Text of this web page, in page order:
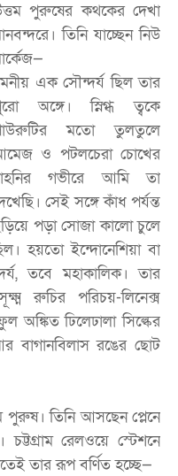
পুরুষের কথকের দেখা
তিনি যাচ্ছেন নিউ
এক সৌন্দর্য ছিল তার
অঙ্গে। স্নিগ্ধ ত্বকে
মতো তুলতুলে
ও পটলচেরা চোখের
গভীরে আমি তা
সেই সঙ্গে কাঁধ পর্যন্ত
পড়া সোজা কালো চুলে
হয়তো ইন্দোনেশিয়া বা
তবে মহাকালিক। তার
রুচির পরিচয়-লিনেক্স
অঙ্কিত ঢিলেঢালা সিল্কের
বাগানবিলাস রঙের ছোট
তিনি আসছেন প্লেনে
চট্টগ্রাম রেলওয়ে স্টেশনে
তার রূপ বর্ণিত হচ্ছে—